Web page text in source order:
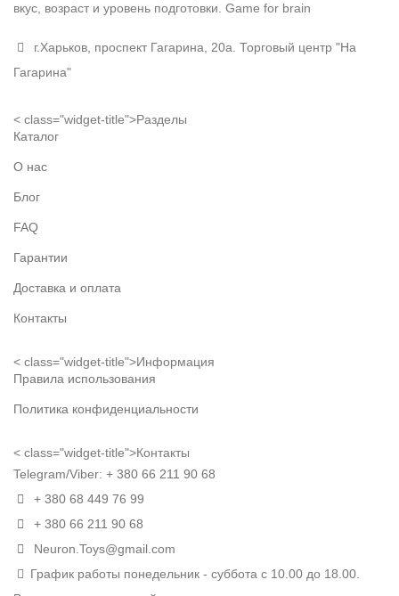
вкус, возраст и уровень подготовки. Game for brain
г.Харьков, проспект Гагарина, 20а. Торговый центр "На
Гагарина"
< class="widget-title">Разделы
Каталог
О нас
Блог
FAQ
Гарантии
Доставка и оплата
Контакты
< class="widget-title">Информация
Правила использования
Политика конфиденциальности
< class="widget-title">Контакты
Telegram/Viber: + 380 66 211 90 68
+ 380 68 449 76 99
+ 380 66 211 90 68
Neuron.Toys@gmail.com
График работы понедельник - суббота с 10.00 до 18.00.